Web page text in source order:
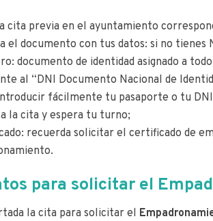
cita previa en el ayuntamiento
el documento con tus datos: si no tienes
documento de identidad asignado a
al “DNI Documento Nacional de
fácilmente tu pasaporte o tu
la cita y espera tu turno;
recuerda solicitar el certificado de
para solicitar el
la cita para solicitar el